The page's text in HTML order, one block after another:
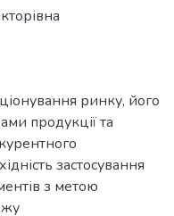
ринку, його
продукції та
застосування
з метою